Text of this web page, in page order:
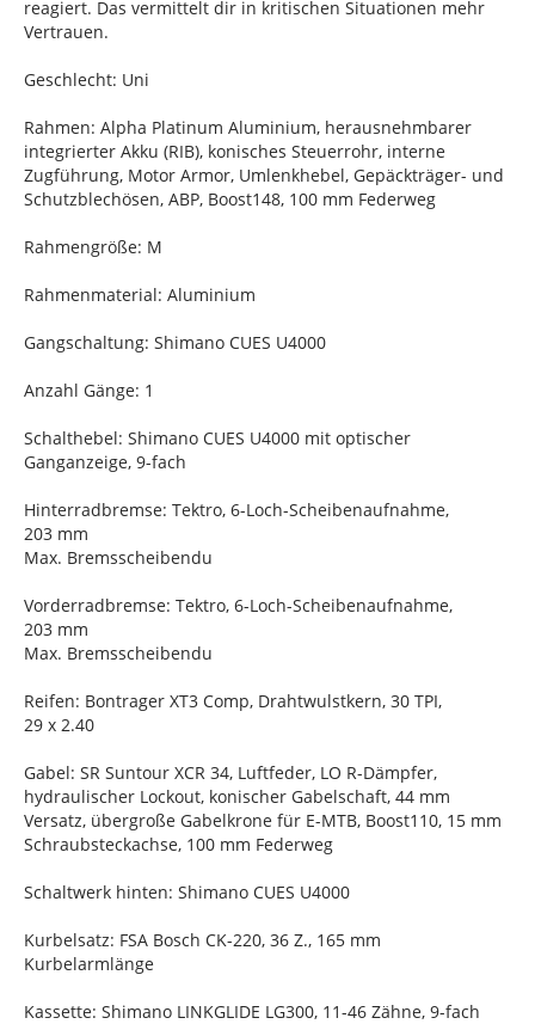
reagiert. Das vermittelt dir in kritischen Situationen mehr
Vertrauen.
Geschlecht: Uni
Rahmen: Alpha Platinum Aluminium, herausnehmbarer
integrierter Akku (RIB), konisches Steuerrohr, interne
Zugführung, Motor Armor, Umlenkhebel, Gepäckträger- und
Schutzblechösen, ABP, Boost148, 100 mm Federweg
Rahmengröße: M
Rahmenmaterial: Aluminium
Gangschaltung: Shimano CUES U4000
Anzahl Gänge: 1
Schalthebel: Shimano CUES U4000 mit optischer
Ganganzeige, 9-fach
Hinterradbremse: Tektro, 6-Loch-Scheibenaufnahme,
203 mm
Max. Bremsscheibendu
Vorderradbremse: Tektro, 6-Loch-Scheibenaufnahme,
203 mm
Max. Bremsscheibendu
Reifen: Bontrager XT3 Comp, Drahtwulstkern, 30 TPI,
29 x 2.40
Gabel: SR Suntour XCR 34, Luftfeder, LO R-Dämpfer,
hydraulischer Lockout, konischer Gabelschaft, 44 mm
Versatz, übergroße Gabelkrone für E-MTB, Boost110, 15 mm
Schraubsteckachse, 100 mm Federweg
Schaltwerk hinten: Shimano CUES U4000
Kurbelsatz: FSA Bosch CK-220, 36 Z., 165 mm
Kurbelarmlänge
Kassette: Shimano LINKGLIDE LG300, 11-46 Zähne, 9-fach